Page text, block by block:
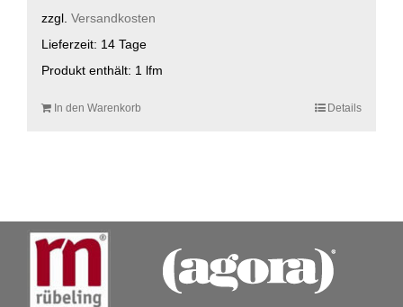
zzgl. Versandkosten
Lieferzeit: 14 Tage
Produkt enthält: 1 lfm
In den Warenkorb Details